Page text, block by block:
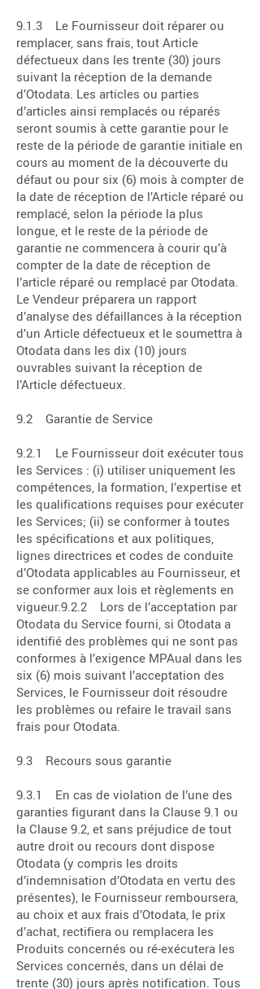
9.1.3 Le Fournisseur doit réparer ou
remplacer, sans frais, tout Article
défectueux dans les trente (30) jours
suivant la réception de la demande
d’Otodata. Les articles ou parties
d’articles ainsi remplacés ou réparés
seront soumis à cette garantie pour le
reste de la période de garantie initiale en
cours au moment de la découverte du
défaut ou pour six (6) mois à compter de
la date de réception de l’Article réparé ou
remplacé, selon la période la plus
longue, et le reste de la période de
garantie ne commencera à courir qu’à
compter de la date de réception de
l’article réparé ou remplacé par Otodata.
Le Vendeur préparera un rapport
d’analyse des défaillances à la réception
d’un Article défectueux et le soumettra à
Otodata dans les dix (10) jours
ouvrables suivant la réception de
l’Article défectueux.
9.2 Garantie de Service
9.2.1 Le Fournisseur doit exécuter tous
les Services : (i) utiliser uniquement les
compétences, la formation, l’expertise et
les qualifications requises pour exécuter
les Services; (ii) se conformer à toutes
les spécifications et aux politiques,
lignes directrices et codes de conduite
d’Otodata applicables au Fournisseur, et
se conformer aux lois et règlements en
vigueur.9.2.2 Lors de l’acceptation par
Otodata du Service fourni, si Otodata a
identifié des problèmes qui ne sont pas
conformes à l’exigence MPAual dans les
six (6) mois suivant l’acceptation des
Services, le Fournisseur doit résoudre
les problèmes ou refaire le travail sans
frais pour Otodata.
9.3 Recours sous garantie
9.3.1 En cas de violation de l’une des
garanties figurant dans la Clause 9.1 ou
la Clause 9.2, et sans préjudice de tout
autre droit ou recours dont dispose
Otodata (y compris les droits
d’indemnisation d’Otodata en vertu des
présentes), le Fournisseur remboursera,
au choix et aux frais d’Otodata, le prix
d’achat, rectifiera ou remplacera les
Produits concernés ou ré-exécutera les
Services concernés, dans un délai de
trente (30) jours après notification. Tous